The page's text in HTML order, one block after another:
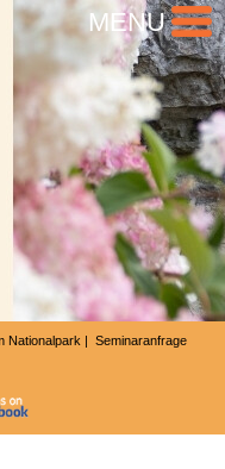
MENU
Nationalpark | Seminaranfrage